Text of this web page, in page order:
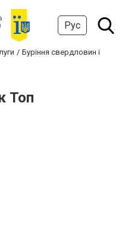
Рус
Буріння свердловин і
Топ